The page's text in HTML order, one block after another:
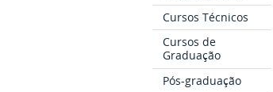
Cursos Técnicos
Cursos de
Graduação
Pós-graduação